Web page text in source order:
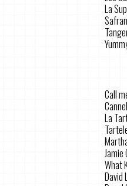
La
Call
La
Jamie
What
David